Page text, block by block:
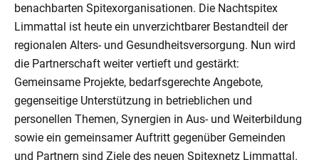
benachbarten Spitexorganisationen. Die Nachtspitex
Limmattal ist heute ein unverzichtbarer Bestandteil der
regionalen Alters- und Gesundheitsversorgung. Nun wird
die Partnerschaft weiter vertieft und gestärkt:
Gemeinsame Projekte, bedarfsgerechte Angebote,
gegenseitige Unterstützung in betrieblichen und
personellen Themen, Synergien in Aus- und Weiterbildung
sowie ein gemeinsamer Auftritt gegenüber Gemeinden
und Partnern sind Ziele des neuen Spitexnetz Limmattal.